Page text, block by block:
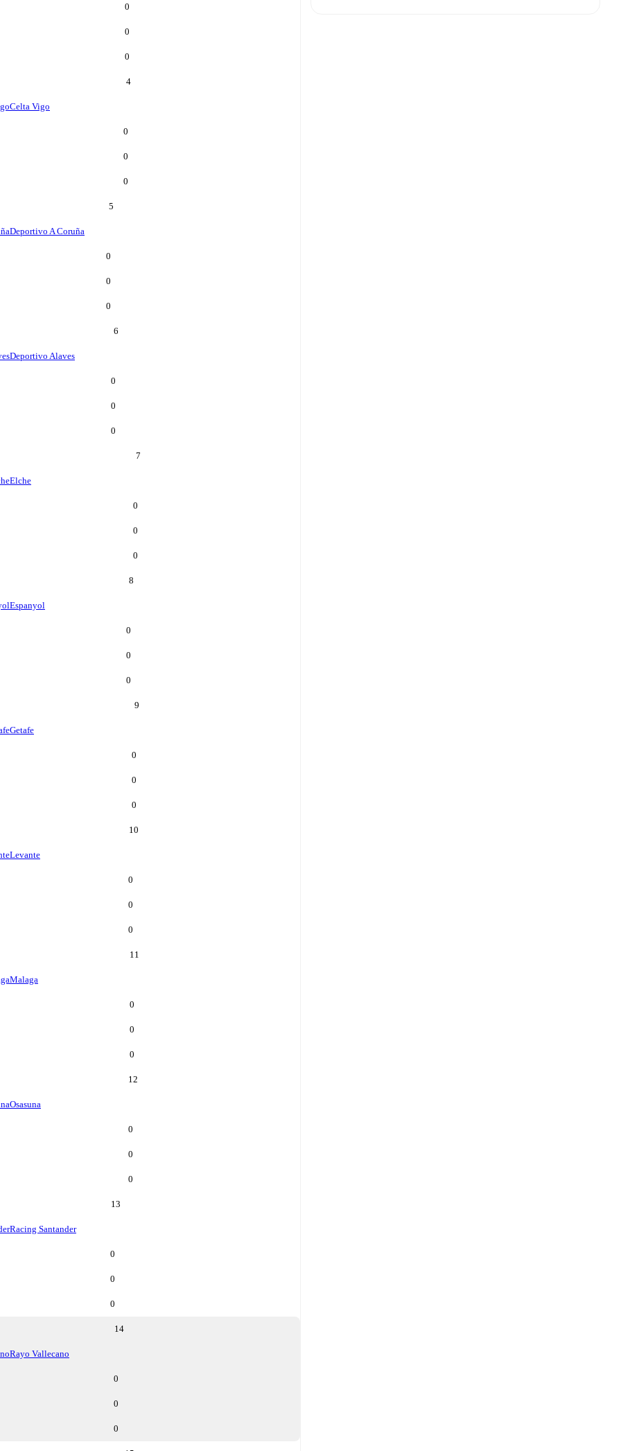
0
0
0
4
Celta Vigo
0
0
0
5
Deportivo A Coruña
0
0
0
6
Deportivo Alaves
0
0
0
7
Elche
0
0
0
8
Espanyol
0
0
0
9
Getafe
0
0
0
10
Levante
0
0
0
11
Malaga
0
0
0
12
Osasuna
0
0
0
13
Racing Santander
0
0
0
14
Rayo Vallecano
0
0
0